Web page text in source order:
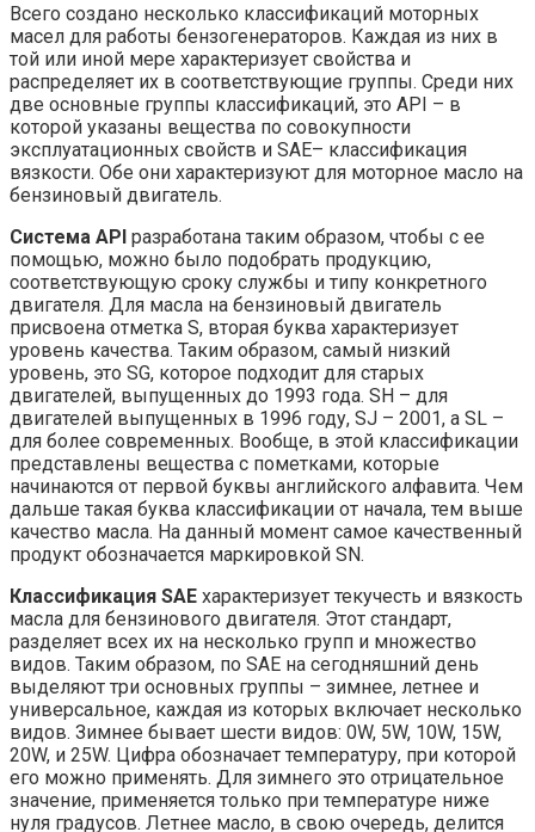
Всего создано несколько классификаций моторных
масел для работы бензогенераторов. Каждая из них в
той или иной мере характеризует свойства и
распределяет их в соответствующие группы. Среди них
две основные группы классификаций, это API – в
которой указаны вещества по совокупности
эксплуатационных свойств и SAE– классификация
вязкости. Обе они характеризуют для моторное масло на
бензиновый двигатель.
Система API разработана таким образом, чтобы с ее
помощью, можно было подобрать продукцию,
соответствующую сроку службы и типу конкретного
двигателя. Для масла на бензиновый двигатель
присвоена отметка S, вторая буква характеризует
уровень качества. Таким образом, самый низкий
уровень, это SG, которое подходит для старых
двигателей, выпущенных до 1993 года. SH – для
двигателей выпущенных в 1996 году, SJ – 2001, а SL –
для более современных. Вообще, в этой классификации
представлены вещества с пометками, которые
начинаются от первой буквы английского алфавита. Чем
дальше такая буква классификации от начала, тем выше
качество масла. На данный момент самое качественный
продукт обозначается маркировкой SN.
Классификация SAE характеризует текучесть и вязкость
масла для бензинового двигателя. Этот стандарт,
разделяет всех их на несколько групп и множество
видов. Таким образом, по SAE на сегодняшний день
выделяют три основных группы – зимнее, летнее и
универсальное, каждая из которых включает несколько
видов. Зимнее бывает шести видов: 0W, 5W, 10W, 15W,
20W, и 25W. Цифра обозначает температуру, при которой
его можно применять. Для зимнего это отрицательное
значение, применяется только при температуре ниже
нуля градусов. Летнее масло, в свою очередь, делится